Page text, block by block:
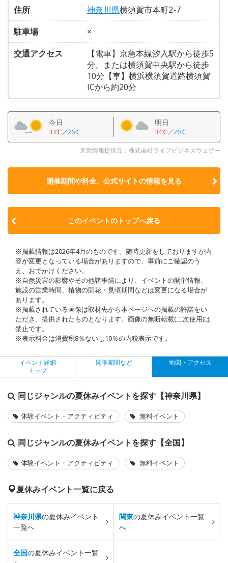
住所
神奈川県横須賀市本町2-7
駐車場
×
交通アクセス
【電車】京急本線汐入駅から徒歩5
分、または横須賀中央駅から徒歩
10分【車】横浜横須賀道路横須賀
ICから約20分
今日
33℃／26℃
明日
34℃／26℃
天気情報提供元：株式会社ライフビジネスウェザー
開催期間や料金、公式サイトの情報を見る
このイベントのトップへ戻る
※掲載情報は2026年4月のものです。随時更新をしておりますが内
容が変更となっている場合がありますので、事前にご確認のう
え、おでかけください。
※自然災害の影響やその他諸事情により、イベントの開催情報、
施設の営業時間、植物の開花・見頃期間などは変更になる場合が
あります。
※掲載されている画像は取材先から本ページへの掲載の許諾をい
ただき、提供されたものとなります。画像の無断転載(二次使用)は
禁止です。
※表示料金は消費税8％ないし10％の内税表示です。
イベント詳細
トップ
開催期間など 地図・アクセス
同じジャンルの夏休みイベントを探す【神奈川県】
体験イベント・アクティビティ 無料イベント
同じジャンルの夏休みイベントを探す【全国】
体験イベント・アクティビティ 無料イベント
夏休みイベント一覧に戻る
神奈川県の夏休みイベント
一覧へ
関東の夏休みイベント一覧
へ
全国の夏休みイベント一覧